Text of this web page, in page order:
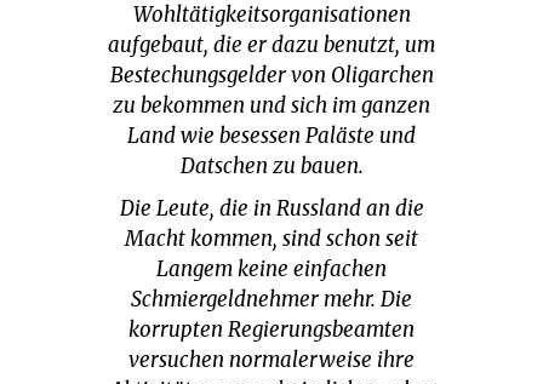
Wohltätigkeitsorganisationen
aufgebaut, die er dazu benutzt, um
Bestechungsgelder von Oligarchen
zu bekommen und sich im ganzen
Land wie besessen Paläste und
Datschen zu bauen.
Die Leute, die in Russland an die
Macht kommen, sind schon seit
Langem keine einfachen
Schmiergeldnehmer mehr. Die
korrupten Regierungsbeamten
versuchen normalerweise ihre